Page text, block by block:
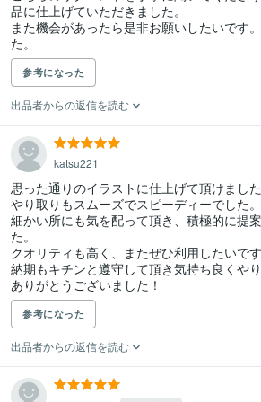
品に仕上げていただきました。
また機会があったら是非お願いしたいです
た。
参考になった
出品者からの返信を読む
katsu221
思った通りのイラストに仕上げて頂けました
やり取りもスムーズでスピーディーでした。
細かい所にも気を配って頂き、積極的に提
た。
クオリティも高く、またぜひ利用したいです
納期もキチンと遵守して頂き気持ち良くや
ありがとうございました！
参考になった
出品者からの返信を読む